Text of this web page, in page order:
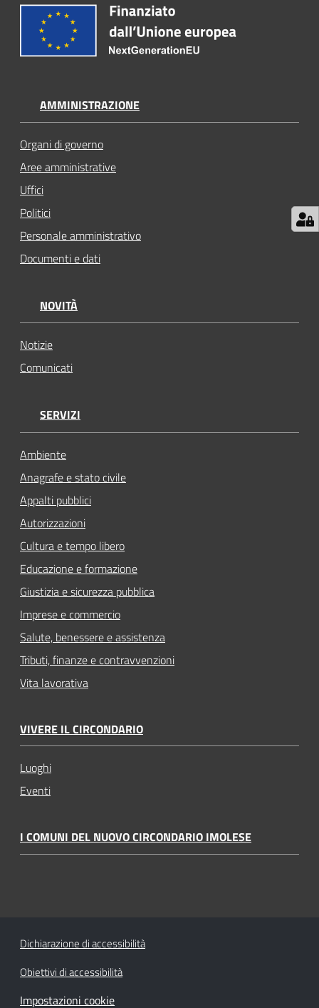
AMMINISTRAZIONE
Organi di governo
Aree amministrative
Uffici
Politici
Personale amministrativo
Documenti e dati
NOVITÀ
Notizie
Comunicati
SERVIZI
Ambiente
Anagrafe e stato civile
Appalti pubblici
Autorizzazioni
Cultura e tempo libero
Educazione e formazione
Giustizia e sicurezza pubblica
Imprese e commercio
Salute, benessere e assistenza
Tributi, finanze e contravvenzioni
Vita lavorativa
VIVERE IL CIRCONDARIO
Luoghi
Eventi
I COMUNI DEL NUOVO CIRCONDARIO IMOLESE
Dichiarazione di accessibilità
Obiettivi di accessibilità
Impostazioni cookie